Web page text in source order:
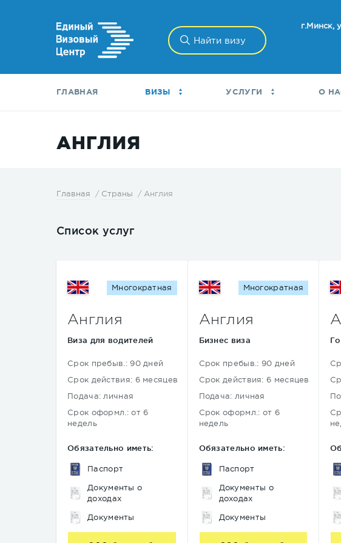
г.Минск,
ГЛАВНАЯ ВИЗЫ УСЛУГИ О
АНГЛИЯ
Главная Страны Англия
Список услуг
Многократная
Англия
Виза для водителей
Срок пребыв.: 90 дней
Срок действия: 6 месяцев
Подача: личная
Срок оформл.: от 6
недель
Обязательно иметь:
Паспорт
Документы о
доходах
Документы
Многократная
Англия
Бизнес виза
Срок пребыв.: 90 дней
Срок действия: 6 месяцев
Подача: личная
Срок оформл.: от 6
недель
Обязательно иметь:
Паспорт
Документы о
доходах
Документы